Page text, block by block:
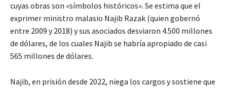
cuyas obras son «símbolos históricos». Se estima que el
exprimer ministro malasio Najib Razak (quien gobernó
entre 2009 y 2018) y sus asociados desviaron 4.500 millones
de dólares, de los cuales Najib se habría apropiado de casi
565 millones de dólares.
Najib, en prisión desde 2022, niega los cargos y sostiene que